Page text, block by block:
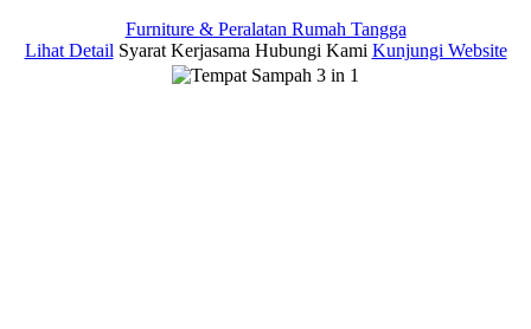
Furniture & Peralatan Rumah Tangga
Lihat Detail Syarat Kerjasama Hubungi Kami Kunjungi Website